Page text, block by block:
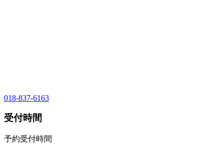
018-837-6163
受付時間
予約受付時間